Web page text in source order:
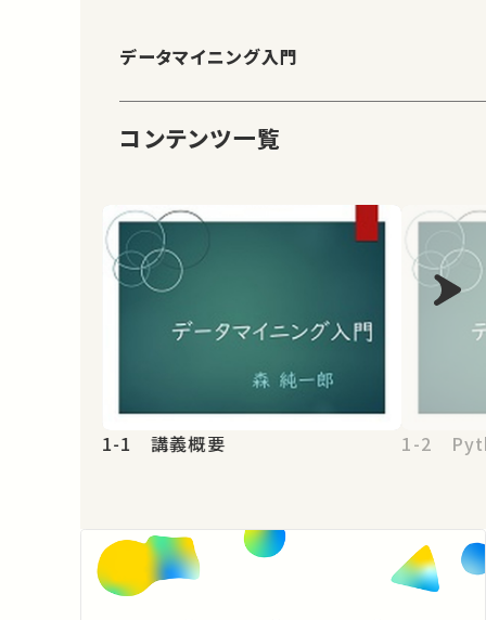
データマイニング入門
コンテンツ一覧
1-1 講義概要 1-2